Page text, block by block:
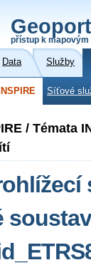
přístup k
Data Služby
Síťové
/ Témata